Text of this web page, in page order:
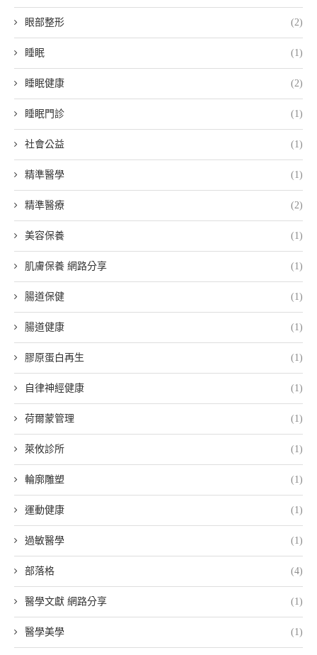
眼部整形 (2)
睡眠 (1)
睡眠健康 (2)
睡眠門診 (1)
社會公益 (1)
精準醫學 (1)
精準醫療 (2)
美容保養 (1)
肌膚保養 網路分享 (1)
腸道保健 (1)
腸道健康 (1)
膠原蛋白再生 (1)
自律神經健康 (1)
荷爾蒙管理 (1)
萊攸診所 (1)
輪廓雕塑 (1)
運動健康 (1)
過敏醫學 (1)
部落格 (4)
醫學文獻 網路分享 (1)
醫學美學 (1)